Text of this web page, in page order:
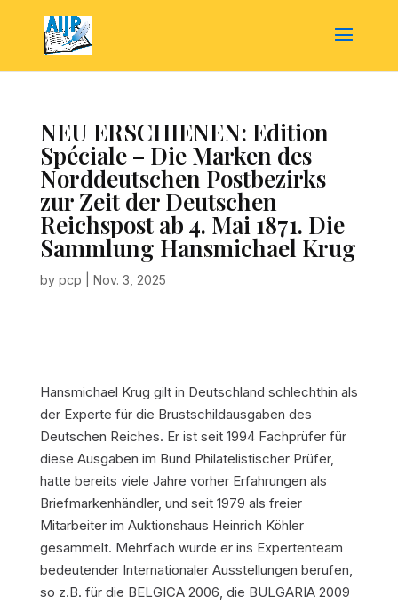
NEU ERSCHIENEN: Edition
Spéciale – Die Marken des
Norddeutschen Postbezirks
zur Zeit der Deutschen
Reichspost ab 4. Mai 1871. Die
Sammlung Hansmichael Krug
by pcp Nov. 3, 2025
Hansmichael Krug gilt in Deutschland schlechthin als
der Experte für die Brustschildausgaben des
Deutschen Reiches. Er ist seit 1994 Fachprüfer für
diese Ausgaben im Bund Philatelistischer Prüfer,
hatte bereits viele Jahre vorher Erfahrungen als
Briefmarkenhändler, und seit 1979 als freier
Mitarbeiter im Auktionshaus Heinrich Köhler
gesammelt. Mehrfach wurde er ins Expertenteam
bedeutender Internationaler Ausstellungen berufen,
so z.B. für die BELGICA 2006, die BULGARIA 2009